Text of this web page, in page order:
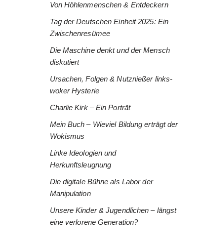
Von Höhlenmenschen & Entdeckern
Tag der Deutschen Einheit 2025: Ein
Zwischenresümee
Die Maschine denkt und der Mensch
diskutiert
Ursachen, Folgen & Nutznießer links-
woker Hysterie
Charlie Kirk – Ein Porträt
Mein Buch – Wieviel Bildung erträgt der
Wokismus
Linke Ideologien und
Herkunftsleugnung
Die digitale Bühne als Labor der
Manipulation
Unsere Kinder & Jugendlichen – längst
eine verlorene Generation?